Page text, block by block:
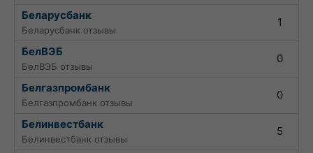
Беларусбанк
Беларусбанк отзывы
1
БелВЭБ
БелВЭБ отзывы
0
Белгазпромбанк
Белгазпромбанк отзывы
0
Белинвестбанк
Белинвестбанк отзывы
5